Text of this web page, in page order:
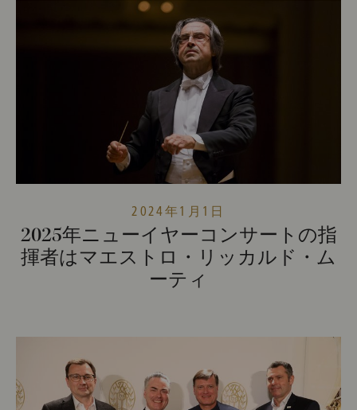
2024年1月1日
2025年ニューイヤーコンサートの指
揮者はマエストロ・リッカルド・ム
ーティ